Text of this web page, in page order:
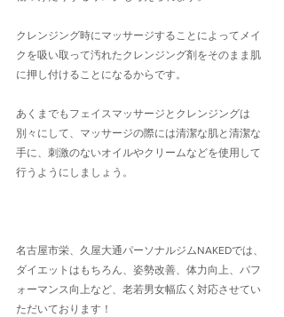
クレンジング時にマッサージすることによってメイ
クを吸い取って汚れたクレンジング剤をそのまま肌
に押し付けることになるからです。
あくまでもフェイスマッサージとクレンジングは
別々にして、マッサージの際には清潔な肌と清潔な
手に、刺激のないオイルやクリームなどを使用して
行うようにしましょう。
名古屋市栄、久屋大通パーソナルジムNAKEDでは、
ダイエットはもちろん、姿勢改善、体力向上、パフ
ォーマンス向上など、老若男女幅広く対応させてい
ただいております！